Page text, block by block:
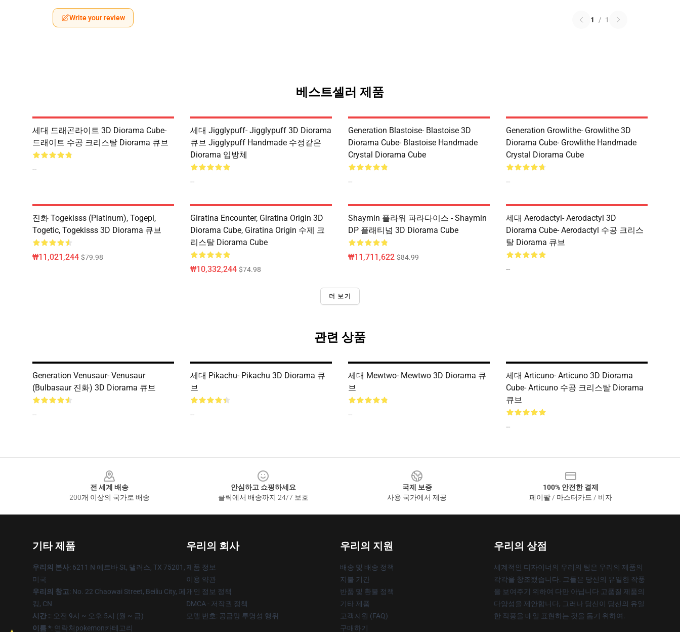
Write your review 1 / 1
베스트셀러 제품
세대 드래곤라이트 3D Diorama Cube-
드래이트 수공 크리스탈 Diorama 큐브
--
세대 Jigglypuff- Jigglypuff 3D Diorama
큐브 Jigglypuff Handmade 수정같은
Diorama 입방체
--
Generation Blastoise- Blastoise 3D
Diorama Cube- Blastoise Handmade
Crystal Diorama Cube
--
Generation Growlithe- Growlithe 3D
Diorama Cube- Growlithe Handmade
Crystal Diorama Cube
--
진화 Togekisss (Platinum), Togepi,
Togetic, Togekisss 3D Diorama 큐브
₩11,021,244 $79.98
Giratina Encounter, Giratina Origin 3D
Diorama Cube, Giratina Origin 수제 크
리스탈 Diorama Cube
₩10,332,244 $74.98
Shaymin 플라워 파라다이스 - Shaymin
DP 플래티넘 3D Diorama Cube
₩11,711,622 $84.99
세대 Aerodactyl- Aerodactyl 3D
Diorama Cube- Aerodactyl 수공 크리스
탈 Diorama 큐브
--
더 보기
관련 상품
Generation Venusaur- Venusaur
(Bulbasaur 진화) 3D Diorama 큐브
--
세대 Pikachu- Pikachu 3D Diorama 큐
브
--
세대 Mewtwo- Mewtwo 3D Diorama 큐
브
--
세대 Articuno- Articuno 3D Diorama
Cube- Articuno 수공 크리스탈 Diorama
큐브
--
전 세계 배송
200개 이상의 국가로 배송
안심하고 쇼핑하세요
클릭에서 배송까지 24/7 보호
국제 보증
사용 국가에서 제공
100% 안전한 결제
페이팔 / 마스터카드 / 비자
기타 제품
우리의 본사: 6211 N 에르바 St, 댈러스, TX 75201,
미국
우리의 창고: No. 22 Chaowai Street, Beiliu City, 페
킹, CN
시간 :: 오전 9시 ~ 오후 5시 (월 ~ 금)
이름 *: 연락처pokemon카테고리
우리의 회사
제품 정보
이용 약관
개인 정보 정책
DMCA - 저작권 정책
모델 번호: 공급망 투명성 행위
우리의 지원
배송 및 배송 정책
지불 기간
반품 및 환불 정책
기타 제품
고객지원 (FAQ)
구매하기
우리의 상점
세계적인 디자이너의 우리의 팀은 우리의 제품의
각각을 창조했습니다. 그들은 당신의 유일한 작풍
을 보여주기 위하여 다만 아닙니다 고품질 제품의
다양성을 제안합니다, 그러나 당신이 당신의 유일
한 작풍을 매일 표현하는 것을 돕기 위하여.